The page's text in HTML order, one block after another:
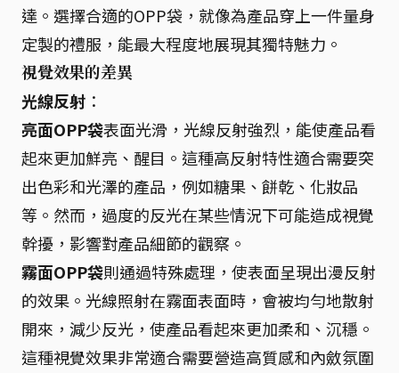
達。選擇合適的OPP袋，就像為產品穿上一件量身
定製的禮服，能最大程度地展現其獨特魅力。
視覺效果的差異
光線反射 ：
亮面OPP袋表面光滑，光線反射強烈，能使產品看
起來更加鮮亮、醒目。這種高反射特性適合需要突
出色彩和光澤的產品，例如糖果、餅乾、化妝品
等。然而，過度的反光在某些情況下可能造成視覺
幹擾，影響對產品細節的觀察。
霧面OPP袋則通過特殊處理，使表面呈現出漫反射
的效果。光線照射在霧面表面時，會被均勻地散射
開來，減少反光，使產品看起來更加柔和、沉穩。
這種視覺效果非常適合需要營造高質感和內斂氛圍